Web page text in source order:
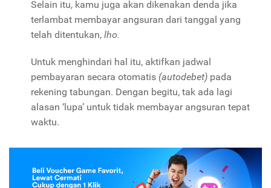
Selain itu, kamu juga akan dikenakan denda jika
terlambat membayar angsuran dari tanggal yang
telah ditentukan, lho.
Untuk menghindari hal itu, aktifkan jadwal
pembayaran secara otomatis (autodebet) pada
rekening tabungan. Dengan begitu, tak ada lagi
alasan ‘lupa’ untuk tidak membayar angsuran tepat
waktu.